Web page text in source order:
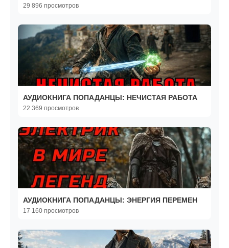
29 896 просмотров
АУДИОКНИГА ПОПАДАНЦЫ: НЕЧИСТАЯ РАБОТА
22 369 просмотров
АУДИОКНИГА ПОПАДАНЦЫ: ЭНЕРГИЯ ПЕРЕМЕН
17 160 просмотров